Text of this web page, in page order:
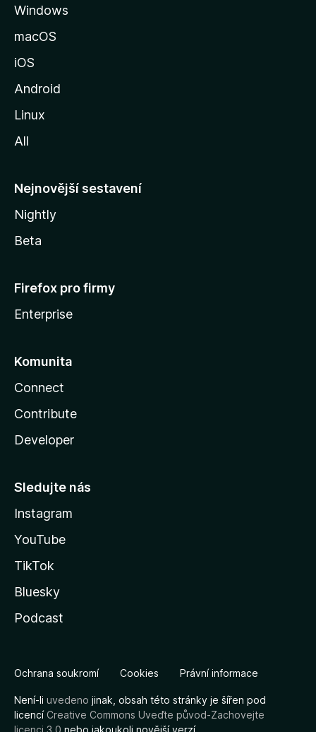
n
M
o
l
y
Windows
macOS
iOS
Android
Linux
All
Nejnovější sestavení
Nightly
Beta
Firefox pro firmy
Enterprise
Komunita
Connect
Contribute
Developer
Sledujte nás
Instagram
YouTube
TikTok
Bluesky
Podcast
Ochrana soukromí Cookies Právní informace
Není-li uvedeno jinak, obsah této stránky je šířen pod
licencíCreative Commons Uveďte původ-Zachovejte
licenci 3.0 nebo jakoukoli novější verzí.